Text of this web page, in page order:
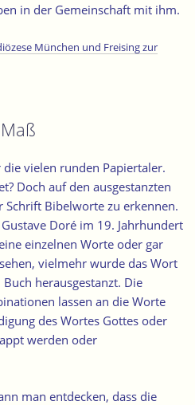
in der Gemeinschaft mit ihm.
München und Freising zur
vielen runden Papiertaler.
Doch auf den ausgestanzten
Bibelworte zu erkennen.
Doré im 19. Jahrhundert
einzelnen Worte oder gar
vielmehr wurde das Wort
herausgestanzt. Die
lassen an die Worte
des Wortes Gottes oder
werden oder
man entdecken, dass die